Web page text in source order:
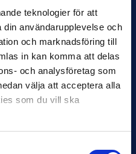
teknologier för att
användarupplevelse och
och marknadsföring till
in kan komma att delas
och analysföretag som
välja att acceptera alla
som du vill ska
i Allsvenskan
— Helsingborgs IF
/ Trelleborg FF